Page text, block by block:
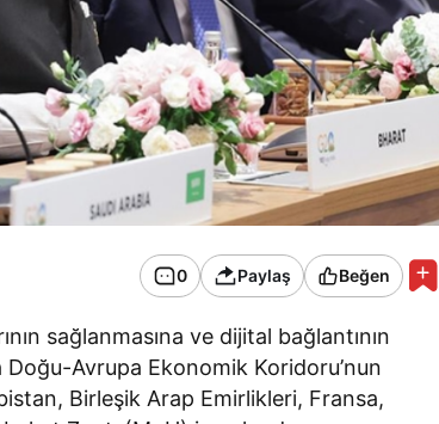
0 Paylaş Beğen
sağlanmasına ve dijital bağlantının
Avrupa Ekonomik Koridoru’nun
Birleşik Arap Emirlikleri, Fransa,